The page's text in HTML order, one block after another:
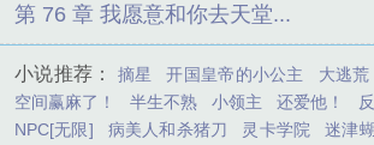
第 76 章 我愿意和你去天堂...
小说推荐： 摘星 开国皇帝的小公主
大逃
空间赢麻了！
半生不熟 小领主 还爱他！
NPC[无限]
病美人和杀猪刀 灵卡学院 迷津